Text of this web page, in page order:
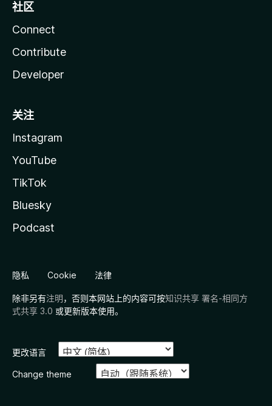
社区
Connect
Contribute
Developer
关注
Instagram
YouTube
TikTok
Bluesky
Podcast
隐私 Cookie 法律
除非另有注明，否则本网站上的内容可按知识共享 署名-相同方
式共享 3.0 或更新版本使用。
更改语言
Change theme